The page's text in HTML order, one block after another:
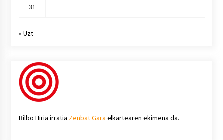
31
« Uzt
Bilbo Hiria irratia Zenbat Gara elkartearen ekimena da.